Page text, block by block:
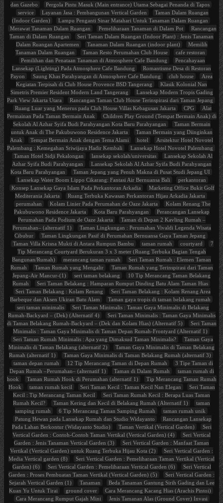
dan Gazebo
Pergola Pintu Masuk (Main entrance) Utama Sebagai Penanda di Tapos
service
Layanan Jasa : Pembangunan Vertical Garden
Taman Dalam Ruangan
(Indoor Garden)
Lampu Penganti Sinar Matahari Untuk Tanaman Dalam Ruangan
Merawat Tanaman Dalam Ruangan
Pemeliharaan Tanaman di Dalam Pot
Rancangan
Taman di Dalam Ruangan
Seri Taman Dalam Ruangan (Indoor Plant) : Jenis Tanaman
Dalam Ruangan Apartemen
Tanaman Dalam Ruangan (indoor plant)
Memilih
Tanaman Dalam Ruangan
Taman Resto Perumahan Club House
cafe restoran
Pemilihan dan Penataan Tanaman di Atmosphere Cafe Bandung
Pencahayaan
Lansekap (Lighting) Pada Atmosphere Cafe Bandung
Romantisme Desa di Restoran
Payon
Saung Khas Parahyangan di Atmosphere Cafe Bandung club house
Area
Kegiatan Terpisah di Club House Provence BSD Tangerang
Klasik Kolonial Nan
Simetris Premier Resident Modern Land Tangerang
Lansekap Modern Tropis Gading
Park View Jakarta Utara
Rancangan Taman Club House Terinspirasi dari Taman Jepang
Ruang Luar yang Menerus pada Club House Villas Kebagusan Jakarta
CPG
Alat
Permainan Pada Taman Bermain Anak
Children Play Ground (Tempat Bermain Anak) di
Sekolah Al Azhar Syifa Budi Parahyangan Kota Baru Parahyangan
Taman Bermain
untuk Anak di The Pakubuwono Residence Jakarta
Taman Bermain yang Diinginkan
Anak
Tempat Bermain Anak dengan Tema Alami hotel
Arsitektur Hotel Novotel
Palembang : Kemegahan Sriwijaya Hadir Kembali
Lansekap Hotel Novotel Palembang
Taman Hotel Sidji Pekalongan
lansekap sekolah/universitas
Lansekap Sekolah Al
Azhar Syifa Budi Parahyangan
Lansekap Sekolah Al Azhar Syifa Budi Parahyangan
Kota Baru Parahyangan
Taman Jepang yang Penuh Makna di Pusat Studi Jepang UI
Lansekap Water Boom Lippo Cikarang: Fantasi Air Bernuansa Bali
perkantoran
Konsep Lansekap Gaya Islam Pada Perkantoran Arkadia
Marketing Office Bukit Golf
Mediterania Jakarta
Ruang Terbuka Kawasan Perkantoran Hijau Arkadia Jakarta
perumahan
Kolam Linier Pada Perumahan de Oaze Jakarta
Kolam Renang The
Pakubuwono Residence Jakarta
Kota Baru Parahyangan
Perancangan Lansekap
Perumahan Pada Podium de Oaze Jakarta
Taman di Depan 2 Kavling Rumah –
Perumahan– (alternatif 1)
Taman Lingkungan : Perumahan Vivaldi Legenda Wisata
Cibubur
Taman Lingkungan Pasif di Perumahan Bernuansa Gaya Taman Jepang
Taman Villa Krisna Mukti di Antara Rumpun Bambu
taman rumah courtyard
7
Tip Merancang Courtyard Berukuran 3 x 3 meter (Ruang Terbuka Bagian Tengah
Bangunan/Rumah)
merancang taman rumah
Seri Taman Rumah : Elemen Taman
Rumah
Taman Rumah yang Mengalir
Taman Rumah yang Terinspirasi dari Taman
Jepang-Air Mancur-(1)
seri taman belakang
10 Tip Merancang Taman Belakang
Rumah
Seri Taman Belakang : Hamparan Rumput Dinding Batu Alam Taman Hias
Seri Taman Belakang : Kolam Renang
Seri Taman Belakang : Kolam Renang Area
Barbeque dan Aksen Ukiran Batu Alam
Taman gaya tropis di taman belakang rumah
seri taman minimalis
Seri Taman Minimalis : Taman Gaya Minimalis di Belakang
Rumah-Backyard – (Dek) (Alternatif 4)
Seri Taman Minimalis : Taman Gaya Minimalis
di Taman Belakang Rumah-Backyard – (Dek dan Kolam Hias) (Alternatif 5)
Seri Taman
Minimalis : Taman Gaya Minimalis di Taman Depan Rumah-Frontyard (Alternatif 1)
Seri Taman Rumah Minimalis : Apa yang Dimaksud Taman Minimalis?
Taman Gaya
Minimalis di Taman Belakang (alternatif 2)
Taman Gaya Minimalis di Taman Belakang
Rumah (alternatif 1)
Taman Gaya Minimalis di Taman Belakang Rumah (alternatif 3)
taman depan rumah
12 Tip Merancang Taman di Depan Rumah
3 Tipe Taman di
Depan Rumah –Perumahan– (alternatif 1)
Taman di Dalam Rumah
taman rumah di
hook
Taman Rumah Hook di Perumahan (alternatif 1)
Tip Merancang Taman Rumah
Hook
taman rumah kecil Seri Taman Kecil : Taman Kecil Nan Elegan
Seri Taman
Kecil : Tip Merancang Taman Kecil
Seri Taman Rumah Kecil : Berapa Luas Taman
Rumah Kecil?
Taman Kering dan Kecil di Belakang Rumah (Alternatif 1)
taman
samping rumah
6 Tip Merancang Taman Samping Rumah
taman rumah unik
Patung Hewan pada Lansekap Rumah dan Studio Widayanto
Rancangan Lansekap
Pada Lahan Berkontur (Widayanto Studio)
Taman Vertikal (Vertical Garden)
Seri
Vertical Garden : Contoh-Contoh Taman Vertikal (Vertical Garden) (4)
Seri Vertical
Garden : Jenis Tanaman Vertical Garden (3)
Seri Vertical Garden : Manfaat Taman
Vertikal (Vertical Garden) untuk Ruang Terbuka Hijau Kota (2)
Seri Vertical Garden :
Media Vertical garden (8)
Seri Vertical Garden : Pemeliharaan Taman Vertikal (Vertical
Garden) (6)
Seri Vertical Garden : Pemeliharaan Vertical Garden (6)
Seri Vertical
Garden : Proses Pembuatan Taman Vertikal (Vertical Garden) (5)
Seri Vertical Garden :
Sejarah Vertical Garden (1)
Tanaman
Beda Tanaman Gantung Sirih Gading dan Lee
Kuan Yu Untuk Tirai
ground cover
Cara Merancang Kacang Hias (Arachis Pintoi)
Cara Merancang Rumput Gajah Mini
Jenis Tamanan Alas (Ground Cover) Invasi